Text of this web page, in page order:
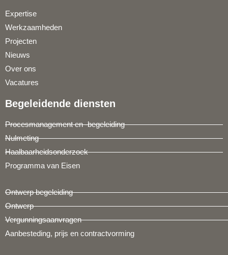
Expertise
Werkzaamheden
Projecten
Nieuws
Over ons
Vacatures
Begeleidende diensten
Procesmanagement en -begeleiding
Nulmeting
Haalbaarheidsonderzoek
Programma van Eisen
Ontwerp begeleiding
Ontwerp
Vergunningsaanvragen
Aanbesteding, prijs en contractvorming